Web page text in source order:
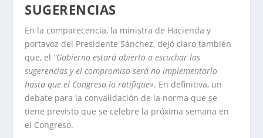
SUGERENCIAS
En la comparecencia, la ministra de Hacienda y
portavoz del Presidente Sánchez, dejó claro también
que, el “Gobierno estará abierto a escuchar las
sugerencias y el compromiso será no implementarlo
hasta que el Congreso lo ratifique». En definitiva, un
debate para la convalidación de la norma que se
tiene previsto que se celebre la próxima semana en
el Congreso.